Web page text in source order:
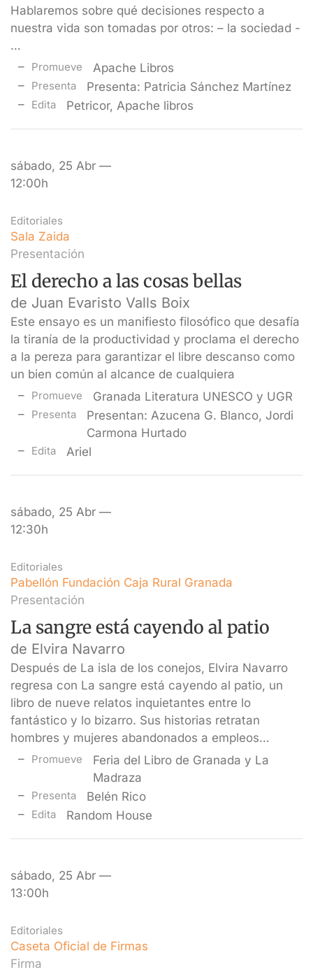
Hablaremos sobre qué decisiones respecto a
nuestra vida son tomadas por otros: – la sociedad -
…
Promueve Apache Libros
Presenta Presenta: Patricia Sánchez Martínez
Edita Petricor, Apache libros
sábado, 25 Abr —
12:00h
Editoriales
Sala Zaida
Presentación
El derecho a las cosas bellas
de Juan Evaristo Valls Boix
Este ensayo es un manifiesto filosófico que desafía
la tiranía de la productividad y proclama el derecho
a la pereza para garantizar el libre descanso como
un bien común al alcance de cualquiera
Promueve Granada Literatura UNESCO y UGR
Presenta
Presentan: Azucena G. Blanco, Jordi
Carmona Hurtado
Edita Ariel
sábado, 25 Abr —
12:30h
Editoriales
Pabellón Fundación Caja Rural Granada
Presentación
La sangre está cayendo al patio
de Elvira Navarro
Después de La isla de los conejos, Elvira Navarro
regresa con La sangre está cayendo al patio, un
libro de nueve relatos inquietantes entre lo
fantástico y lo bizarro. Sus historias retratan
hombres y mujeres abandonados a empleos…
Promueve
Feria del Libro de Granada y La
Madraza
Presenta Belén Rico
Edita Random House
sábado, 25 Abr —
13:00h
Editoriales
Caseta Oficial de Firmas
Firma